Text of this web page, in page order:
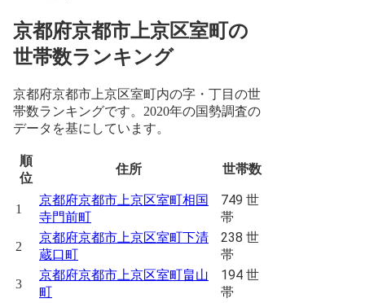
京都府京都市上京区室町の
世帯数ランキング
京都府京都市上京区室町内の字・丁目の世
帯数ランキングです。2020年の国勢調査の
データを基にしています。
順
位
住所 世帯数
1
京都府京都市上京区室町相国
寺門前町
749 世
帯
2
京都府京都市上京区室町下清
蔵口町
238 世
帯
3
京都府京都市上京区室町畠山
町
194 世
帯